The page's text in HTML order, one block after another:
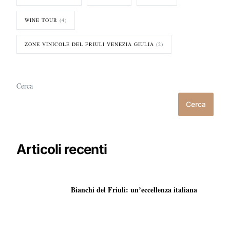
WINE TOUR (4)
ZONE VINICOLE DEL FRIULI VENEZIA GIULIA (2)
Cerca
Cerca
Articoli recenti
Bianchi del Friuli: un’eccellenza italiana